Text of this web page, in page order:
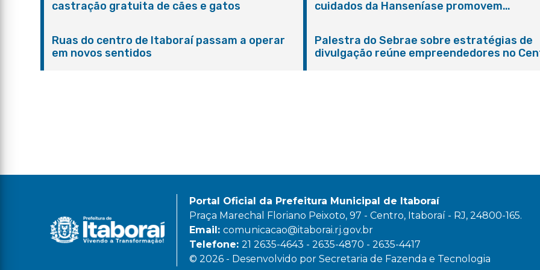
castração gratuita de cães e gatos
cuidados da Hanseníase promovem
Ruas do centro de Itaboraí passam a operar
em novos sentidos
Palestra do Sebrae sobre estratégias de
divulgação reúne empreendedores no
Portal Oficial da Prefeitura Municipal de Itaboraí
Praça Marechal Floriano Peixoto, 97 - Centro, Itaboraí - RJ, 24800-165.
Email:comunicacao@itaborai.rj.gov.br
Telefone:21 2635-4643 - 2635-4870 - 2635-4417
© 2026 - Desenvolvido por Secretaria de Fazenda e Tecnologia